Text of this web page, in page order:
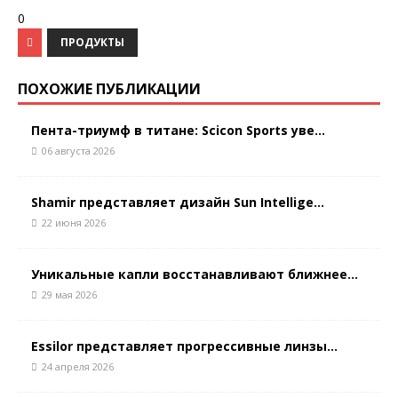
0
ПРОДУКТЫ
ПОХОЖИЕ ПУБЛИКАЦИИ
Пента-триумф в титане: Scicon Sports уве...
06 августа 2026
Shamir представляет дизайн Sun Intellige...
22 июня 2026
Уникальные капли восстанавливают ближнее...
29 мая 2026
Essilor представляет прогрессивные линзы...
24 апреля 2026